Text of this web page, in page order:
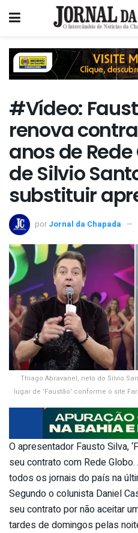
#Vídeo:
renova
anos de
de Silvio
substituir
por Jornal da Chapada
Thiago Abravanel, neto do Silvio
lugar de 'Faustão' conforme o site
O apresentador Fausto Silva,
seu contrato com Rede
todos os jornais do país na
Segundo o colunista Daniel
seu contrato por não aceitar
tardes de domingos pelas